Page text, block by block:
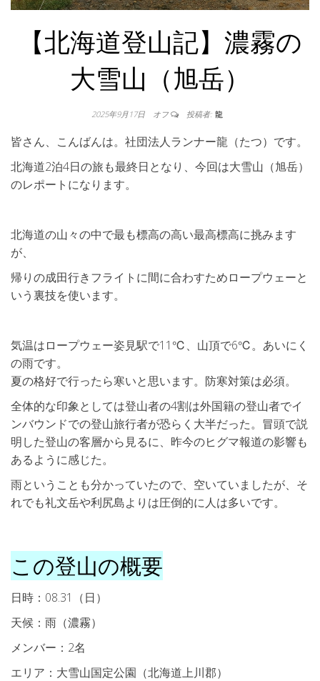
【北海道登山記】濃霧の
大雪山（旭岳）
2025年9月17日 オフ 投稿者: 龍
皆さん、こんばんは。社団法人ランナー龍（たつ）です。
北海道2泊4日の旅も最終日となり、今回は大雪山（旭岳）
のレポートになります。
北海道の山々の中で最も標高の高い最高標高に挑みます
が、
帰りの成田行きフライトに間に合わすためロープウェーと
いう裏技を使います。
気温はロープウェー姿見駅で11℃、山頂で6℃。あいにく
の雨です。
夏の格好で行ったら寒いと思います。防寒対策は必須。
全体的な印象としては登山者の4割は外国籍の登山者でイ
ンバウンドでの登山旅行者が恐らく大半だった。冒頭で説
明した登山の客層から見るに、昨今のヒグマ報道の影響も
あるように感じた。
雨ということも分かっていたので、空いていましたが、そ
れでも礼文岳や利尻島よりは圧倒的に人は多いです。
この登山の概要
日時：08.31（日）
天候：雨（濃霧）
メンバー：2名
エリア：大雪山国定公園（北海道上川郡）